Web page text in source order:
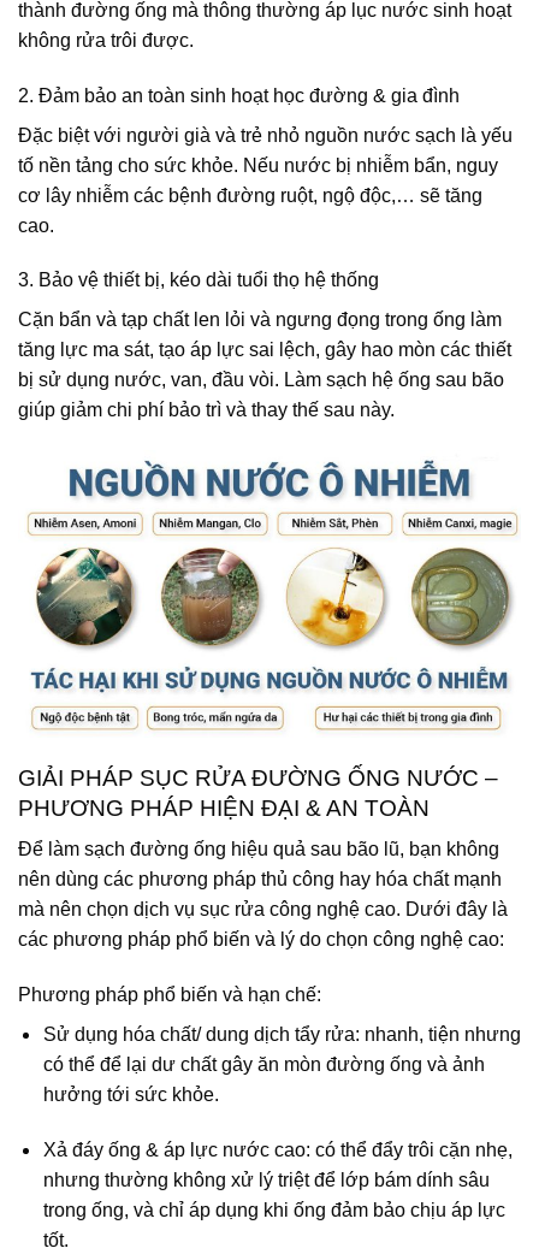
thành đường ống mà thông thường áp lục nước sinh hoạt
không rửa trôi được.
2. Đảm bảo an toàn sinh hoạt học đường & gia đình
Đặc biệt với người già và trẻ nhỏ nguồn nước sạch là yếu
tố nền tảng cho sức khỏe. Nếu nước bị nhiễm bẩn, nguy
cơ lây nhiễm các bệnh đường ruột, ngộ độc,… sẽ tăng
cao.
3. Bảo vệ thiết bị, kéo dài tuổi thọ hệ thống
Cặn bẩn và tạp chất len lỏi và ngưng đọng trong ống làm
tăng lực ma sát, tạo áp lực sai lệch, gây hao mòn các thiết
bị sử dụng nước, van, đầu vòi. Làm sạch hệ ống sau bão
giúp giảm chi phí bảo trì và thay thế sau này.
GIẢI PHÁP SỤC RỬA ĐƯỜNG ỐNG NƯỚC –
PHƯƠNG PHÁP HIỆN ĐẠI & AN TOÀN
Để làm sạch đường ống hiệu quả sau bão lũ, bạn không
nên dùng các phương pháp thủ công hay hóa chất mạnh
mà nên chọn dịch vụ sục rửa công nghệ cao. Dưới đây là
các phương pháp phổ biến và lý do chọn công nghệ cao:
Phương pháp phổ biến và hạn chế:
Sử dụng hóa chất/ dung dịch tẩy rửa: nhanh, tiện nhưng
có thể để lại dư chất gây ăn mòn đường ống và ảnh
hưởng tới sức khỏe.
Xả đáy ống & áp lực nước cao: có thể đẩy trôi cặn nhẹ,
nhưng thường không xử lý triệt để lớp bám dính sâu
trong ống, và chỉ áp dụng khi ống đảm bảo chịu áp lực
tốt.